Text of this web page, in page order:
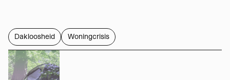
Dakloosheid Woningcrisis